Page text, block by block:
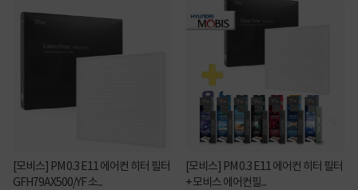
[모비스] PM 0.3 E11 에어컨 히터 필터
GFH79AX500/YF 소...
[모비스] PM 0.3 E11 에어컨 히터 필터
+ 모비스 에어컨필...